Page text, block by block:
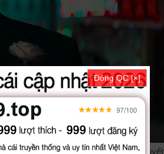
Ballad Cua Tay Bac Nho được
Đóng QC [×]